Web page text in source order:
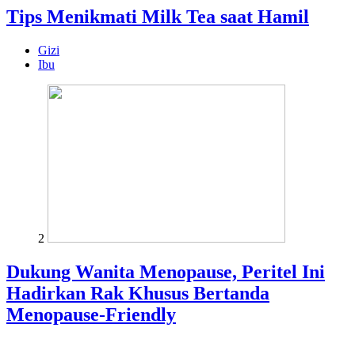
Tips Menikmati Milk Tea saat Hamil
Gizi
Ibu
2
Dukung Wanita Menopause, Peritel Ini
Hadirkan Rak Khusus Bertanda
Menopause-Friendly